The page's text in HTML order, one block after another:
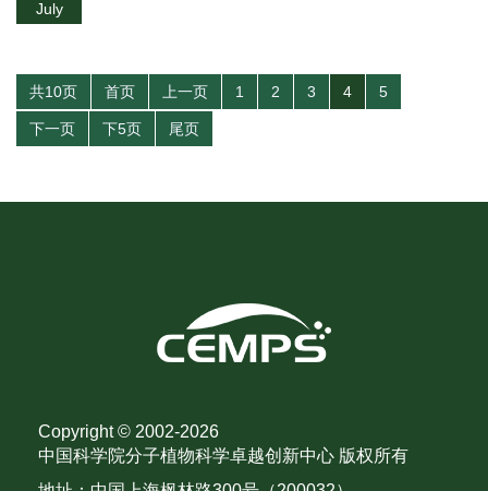
July
共10页 首页 上一页 1 2 3 4 5
下一页 下5页 尾页
Copyright © 2002-2026
中国科学院分子植物科学卓越创新中心 版权所有